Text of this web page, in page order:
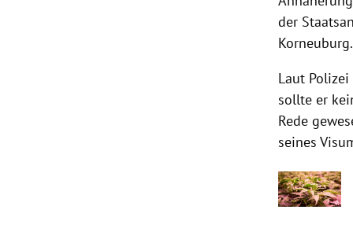
der
Korneuburg.
Laut
sollte er
Rede
seines